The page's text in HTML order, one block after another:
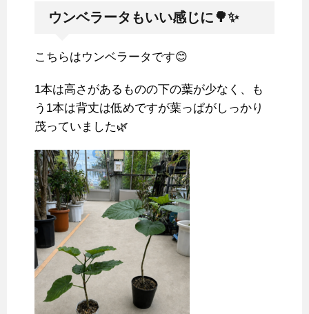
ウンベラータもいい感じに🌳✨
こちらはウンベラータです😊
1本は高さがあるものの下の葉が少なく、も
う1本は背丈は低めですが葉っぱがしっかり
茂っていました🌿